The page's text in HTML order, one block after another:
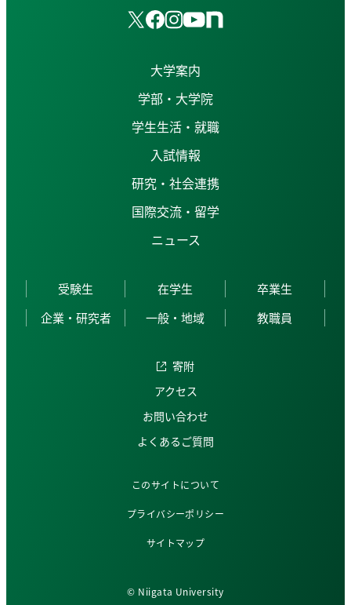
大学案内
学部・大学院
学生生活・就職
入試情報
研究・社会連携
国際交流・留学
ニュース
受験生 在学生
卒業生
企業・研究者
一般・地域 教職員
寄附
アクセス
お問い合わせ
よくあるご質問
このサイトについて
プライバシーポリシー
サイトマップ
© Niigata University